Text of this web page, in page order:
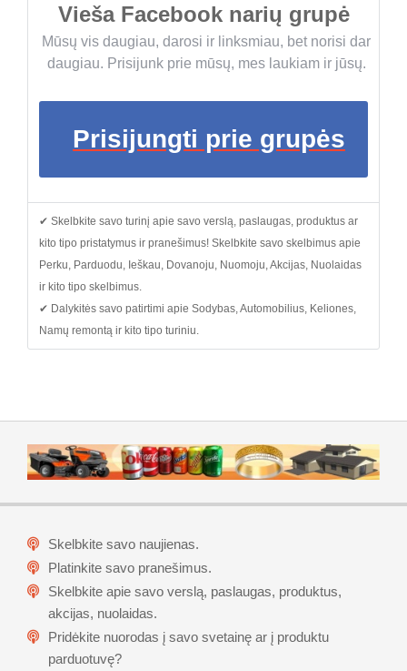
Vieša Facebook narių grupė
Mūsų vis daugiau, darosi ir linksmiau, bet norisi dar
daugiau. Prisijunk prie mūsų, mes laukiam ir jūsų.
Prisijungti prie grupės
✔ Skelbkite savo turinį apie savo verslą, paslaugas, produktus ar
kito tipo pristatymus ir pranešimus! Skelbkite savo skelbimus apie
Perku, Parduodu, Ieškau, Dovanoju, Nuomoju, Akcijas, Nuolaidas
ir kito tipo skelbimus.
✔ Dalykitės savo patirtimi apie Sodybas, Automobilius, Keliones,
Namų remontą ir kito tipo turiniu.
Skelbkite savo naujienas.
Platinkite savo pranešimus.
Skelbkite apie savo verslą, paslaugas, produktus,
akcijas, nuolaidas.
Pridėkite nuorodas į savo svetainę ar į produktu
parduotuvę?